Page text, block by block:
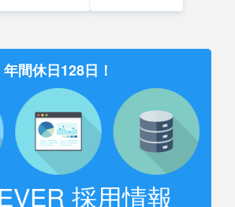
年間休日128日！
採用情報